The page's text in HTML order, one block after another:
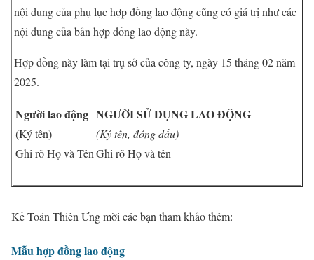
nội dung của phụ lục hợp đồng lao động cũng có giá trị như các
nội dung của bản hợp đồng lao động này.
Hợp đồng này làm tại trụ sở của công ty, ngày 15 tháng 02 năm
2025.
Người lao động
(Ký tên)
Ghi rõ Họ và Tên
NGƯỜI SỬ DỤNG LAO ĐỘNG
(Ký tên, đóng dấu)
Ghi rõ Họ và tên
Kế Toán Thiên Ưng mời các bạn tham khảo thêm:
Mẫu hợp đồng lao động